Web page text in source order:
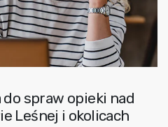
spraw opieki nad
Leśnej i okolicach